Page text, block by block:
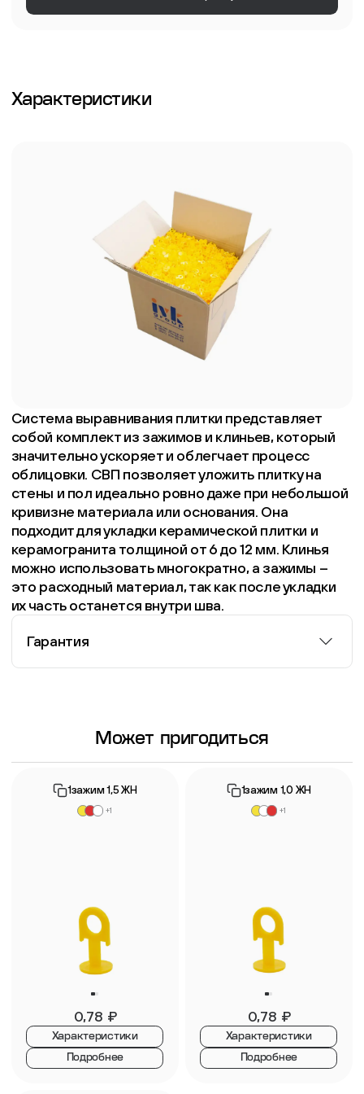
Характеристики
Система выравнивания плитки представляет
собой комплект из зажимов и клиньев, который
значительно ускоряет и облегчает процесс
облицовки. СВП позволяет уложить плитку на
стены и пол идеально ровно даже при небольшой
кривизне материала или основания. Она
подходит для укладки керамической плитки и
керамогранита толщиной от 6 до 12 мм. Клинья
можно использовать многократно, а зажимы –
это расходный материал, так как после укладки
их часть останется внутри шва.
Гарантия
Информация о гарантии
Может пригодиться
1зажим 1,5 ЖН
+1
0,78 ₽
Характеристики
Подробнее
1зажим 1,0 ЖН
+1
0,78 ₽
Характеристики
Подробнее